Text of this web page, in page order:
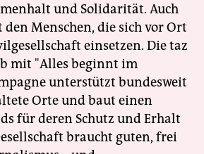
und Solidarität. Auch
Menschen, die sich vor Ort
einsetzen. Die taz
mit "Alles beginnt im
unterstützt bundesweit
Orte und baut einen
für deren Schutz und Erhalt
braucht guten, frei